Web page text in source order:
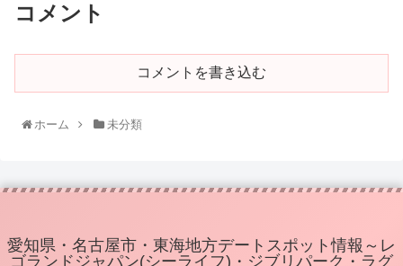
コメント
コメントを書き込む
ホーム 未分類
愛知県・名古屋市・東海地方デートスポット情報～レ
ゴランドジャパン(シーライフ)・ジブリパーク・ラグ